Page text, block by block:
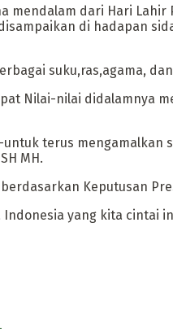
dari Hari
di hadapan
suku,ras,agama,
Nilai-nilai didalamnya
terus mengamalkan
MH.
Keputusan
yang kita